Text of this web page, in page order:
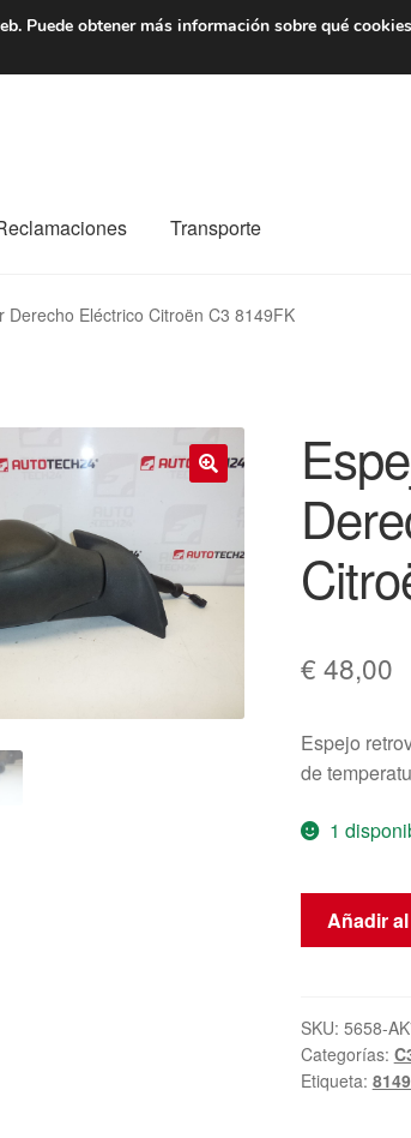
De lunes a
Transporte
Mi cuenta PagosPolítica de privacidad
Derecho Eléctrico Citroën C3 8149FK
€ 48,00
Espejo
de
1
Espejo
Retrovisor
Citroën
C3
8149FK
Añadir
SKU: 5658-
Categorías:
Etiqueta:
Puede obtener más información sobre qué